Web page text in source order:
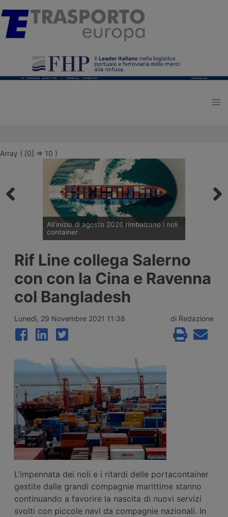
Array ( [0] => 10 )
All’inizio di agosto 2026 rimbalzano i noli
container
container diffusi il 6 agosto 2026 da
Drewry mostrano un aumento medio
globale dell’uno percento, interrompendo
tre settimane di calo grazie ai rialzi record
sul transpacifico Shanghai-New York e
Shanghai-Los Angeles.
Rif Line collega Salerno
con con la Cina e Ravenna
col Bangladesh
Lunedì, 29 Novembre 2021 11:38 di Redazione
L’impennata dei noli e i ritardi delle portacontainer
gestite dalle grandi compagnie marittime stanno
continuando a favorire la nascita di nuovi servizi
svolti con piccole navi da compagnie nazionali. In